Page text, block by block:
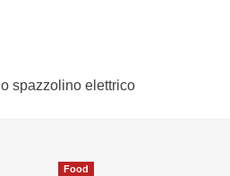
spazzolino elettrico
Food